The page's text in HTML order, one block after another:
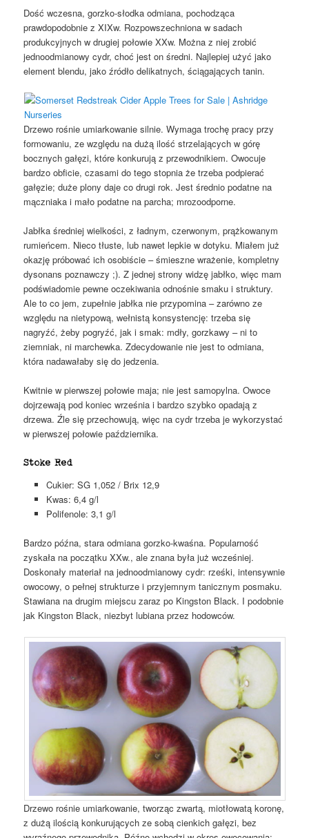
Dość wczesna, gorzko-słodka odmiana, pochodząca
prawdopodobnie z XIXw. Rozpowszechniona w sadach
produkcyjnych w drugiej połowie XXw. Można z niej zrobić
jednoodmianowy cydr, choć jest on średni. Najlepiej użyć jako
element blendu, jako źródło delikatnych, ściągających tanin.
Drzewo rośnie umiarkowanie silnie. Wymaga trochę pracy przy
formowaniu, ze względu na dużą ilość strzelających w górę
bocznych gałęzi, które konkurują z przewodnikiem. Owocuje
bardzo obficie, czasami do tego stopnia że trzeba podpierać
gałęzie; duże plony daje co drugi rok. Jest średnio podatne na
mączniaka i mało podatne na parcha; mrozoodporne.
Jabłka średniej wielkości, z ładnym, czerwonym, prążkowanym
rumieńcem. Nieco tłuste, lub nawet lepkie w dotyku. Miałem już
okazję próbować ich osobiście – śmieszne wrażenie, kompletny
dysonans poznawczy ;). Z jednej strony widzę jabłko, więc mam
podświadomie pewne oczekiwania odnośnie smaku i struktury.
Ale to co jem, zupełnie jabłka nie przypomina – zarówno ze
względu na nietypową, wełnistą konsystencję: trzeba się
nagryźć, żeby pogryźć, jak i smak: mdły, gorzkawy – ni to
ziemniak, ni marchewka. Zdecydowanie nie jest to odmiana,
która nadawałaby się do jedzenia.
Kwitnie w pierwszej połowie maja; nie jest samopylna. Owoce
dojrzewają pod koniec września i bardzo szybko opadają z
drzewa. Źle się przechowują, więc na cydr trzeba je wykorzystać
w pierwszej połowie października.
Stoke Red
Cukier: SG 1,052 / Brix 12,9
Kwas: 6,4 g/l
Polifenole: 3,1 g/l
Bardzo późna, stara odmiana gorzko-kwaśna. Popularność
zyskała na początku XXw., ale znana była już wcześniej.
Doskonały materiał na jednoodmianowy cydr: rześki, intensywnie
owocowy, o pełnej strukturze i przyjemnym tanicznym posmaku.
Stawiana na drugim miejscu zaraz po Kingston Black. I podobnie
jak Kingston Black, niezbyt lubiana przez hodowców.
Drzewo rośnie umiarkowanie, tworząc zwartą, miotłowatą koronę,
z dużą ilością konkurujących ze sobą cienkich gałęzi, bez